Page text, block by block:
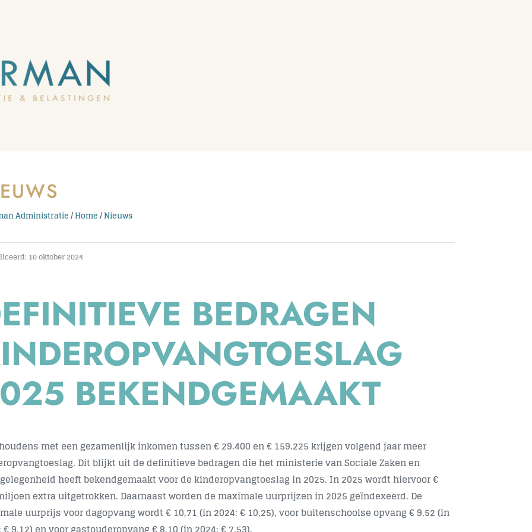
Administratie/Home/Nieuws
10 oktober 2024
BEDRAGEN
BEKENDGEMAAKT
met een gezamenlijk inkomen tussen € 29.400 en € 159.225 krijgen volgend jaar meer
Dit blijkt uit de definitieve bedragen die het ministerie van Sociale Zaken en
heeft bekendgemaakt voor de kinderopvangtoeslag in 2025. In 2025 wordt hiervoor €
extra uitgetrokken. Daarnaast worden de maximale uurprijzen in 2025 geïndexeerd. De
uurprijs voor dagopvang wordt € 10,71 (in 2024: € 10,25), voor buitenschoolse opvang € 9,52 (in